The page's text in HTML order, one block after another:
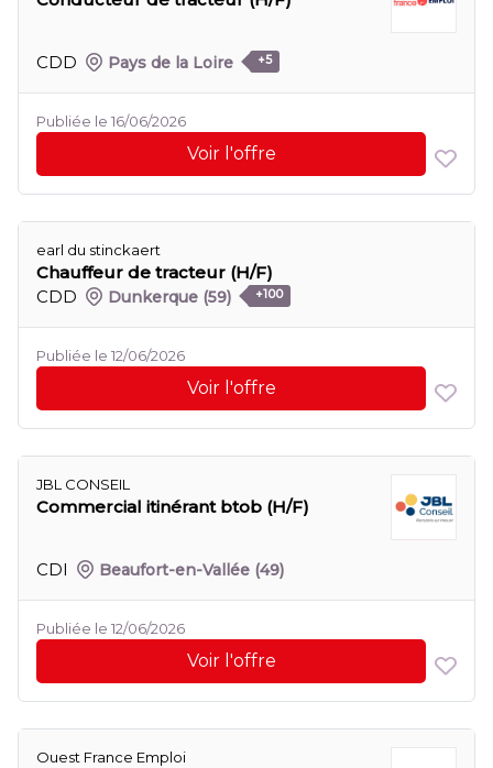
CDD Pays de la Loire +5
Publiée le 16/06/2026
Voir l'offre
earl du stinckaert
Chauffeur de tracteur (H/F)
CDD
Dunkerque (59) +100
Publiée le 12/06/2026
Voir l'offre
JBL CONSEIL
Commercial itinérant btob (H/F)
CDI Beaufort-en-Vallée (49)
Publiée le 12/06/2026
Voir l'offre
Ouest France Emploi